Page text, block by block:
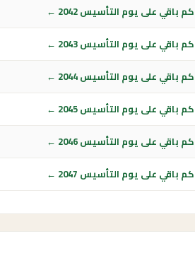
كم باقي على يوم التأسيس 2042 ←
كم باقي على يوم التأسيس 2043 ←
كم باقي على يوم التأسيس 2044 ←
كم باقي على يوم التأسيس 2045 ←
كم باقي على يوم التأسيس 2046 ←
كم باقي على يوم التأسيس 2047 ←